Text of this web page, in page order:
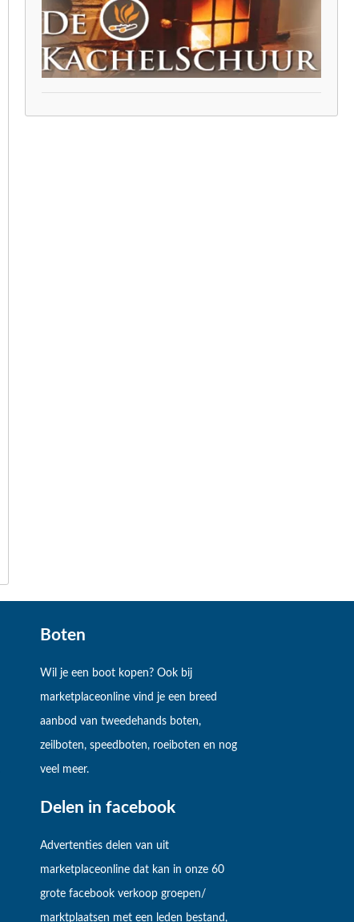
Boten
Wil je een boot kopen? Ook bij
marketplaceonline vind je een breed
aanbod van tweedehands boten,
zeilboten, speedboten, roeiboten en nog
veel meer.
Delen in facebook
Advertenties delen van uit
marketplaceonline dat kan in onze 60
grote facebook verkoop groepen/
marktplaatsen met een leden bestand,